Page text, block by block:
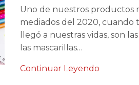
Uno de nuestros productos
mediados del 2020, cuando
llegó a nuestras vidas, son
las mascarillas…
Continuar Leyendo